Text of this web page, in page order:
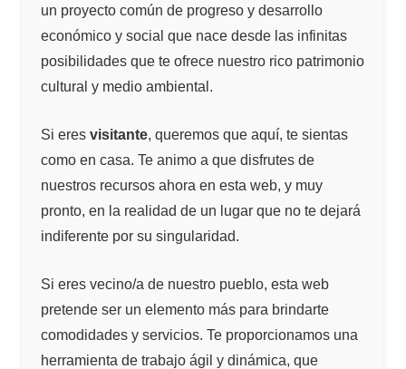
un proyecto común de progreso y desarrollo
económico y social que nace desde las infinitas
posibilidades que te ofrece nuestro rico patrimonio
cultural y medio ambiental.
Si eres visitante, queremos que aquí, te sientas
como en casa. Te animo a que disfrutes de
nuestros recursos ahora en esta web, y muy
pronto, en la realidad de un lugar que no te dejará
indiferente por su singularidad.
Si eres vecino/a de nuestro pueblo, esta web
pretende ser un elemento más para brindarte
comodidades y servicios. Te proporcionamos una
herramienta de trabajo ágil y dinámica, que